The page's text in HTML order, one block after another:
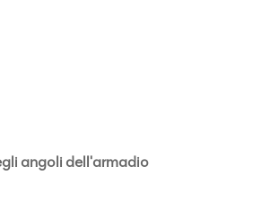
angoli dell'armadio